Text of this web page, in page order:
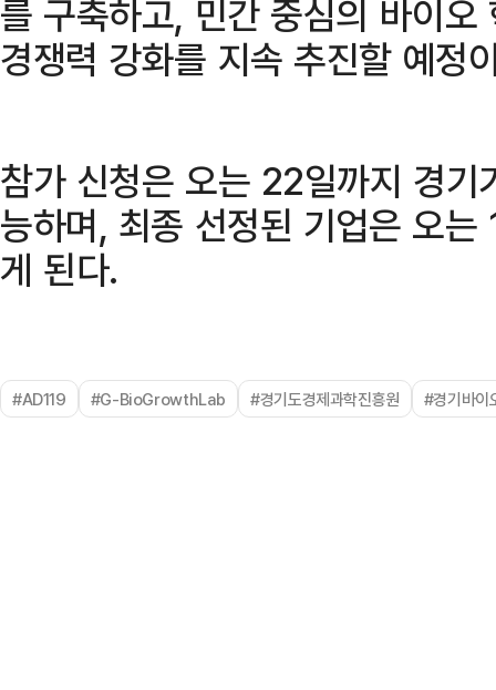
를 구축하고, 민간 중심의 바이
경쟁력 강화를 지속 추진할 예정
참가 신청은 오는 22일까지 경기
능하며, 최종 선정된 기업은 오
게 된다.
#AD119 #G-BioGrowthLab #경기도경제과학진흥원 #경기바이